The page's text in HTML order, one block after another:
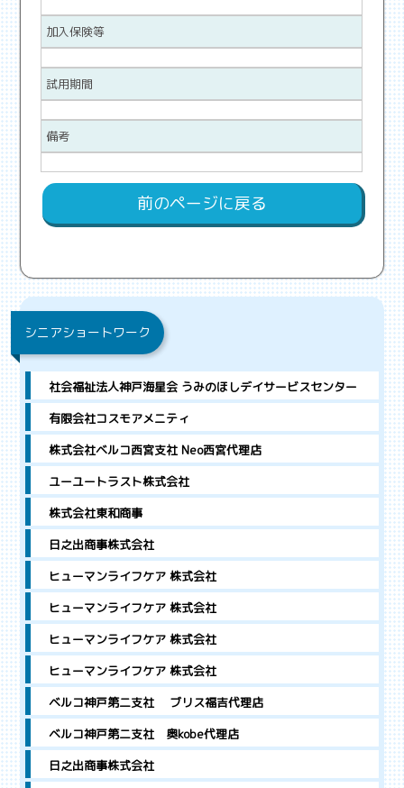
加入保険等
試用期間
備考
前のページに戻る
シニアショートワーク
社会福祉法人神戸海星会 うみのほしデイサービスセンター
有限会社コスモアメニティ
株式会社ベルコ西宮支社 Neo西宮代理店
ユーユートラスト株式会社
株式会社東和商事
日之出商事株式会社
ヒューマンライフケア 株式会社
ヒューマンライフケア 株式会社
ヒューマンライフケア 株式会社
ヒューマンライフケア 株式会社
ベルコ神戸第二支社 ブリス福吉代理店
ベルコ神戸第二支社 奥kobe代理店
日之出商事株式会社